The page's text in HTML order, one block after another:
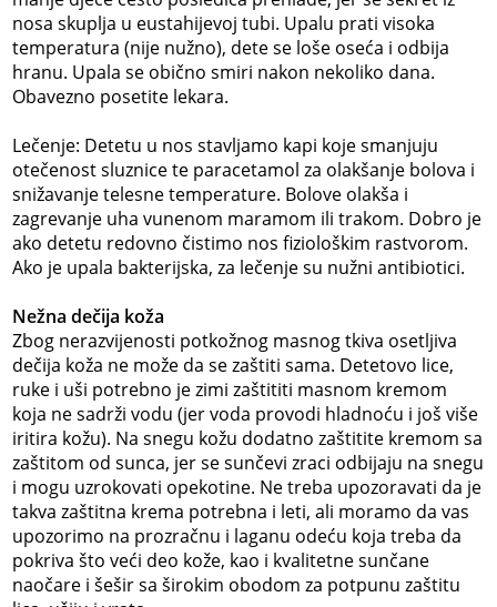
nosa skuplja u eustahijevoj tubi. Upalu prati visoka
temperatura (nije nužno), dete se loše oseća i odbija
hranu. Upala se obično smiri nakon nekoliko dana.
Obavezno posetite lekara.
Lečenje: Detetu u nos stavljamo kapi koje smanjuju
otečenost sluznice te paracetamol za olakšanje bolova i
snižavanje telesne temperature. Bolove olakša i
zagrevanje uha vunenom maramom ili trakom. Dobro je
ako detetu redovno čistimo nos fiziološkim rastvorom.
Ako je upala bakterijska, za lečenje su nužni antibiotici.
Nežna dečija koža
Zbog nerazvijenosti potkožnog masnog tkiva osetljiva
dečija koža ne može da se zaštiti sama. Detetovo lice,
ruke i uši potrebno je zimi zaštititi masnom kremom
koja ne sadrži vodu (jer voda provodi hladnoću i još više
iritira kožu). Na snegu kožu dodatno zaštitite kremom sa
zaštitom od sunca, jer se sunčevi zraci odbijaju na snegu
i mogu uzrokovati opekotine. Ne treba upozoravati da je
takva zaštitna krema potrebna i leti, ali moramo da vas
upozorimo na prozračnu i laganu odeću koja treba da
pokriva što veći deo kože, kao i kvalitetne sunčane
naočare i šešir sa širokim obodom za potpunu zaštitu